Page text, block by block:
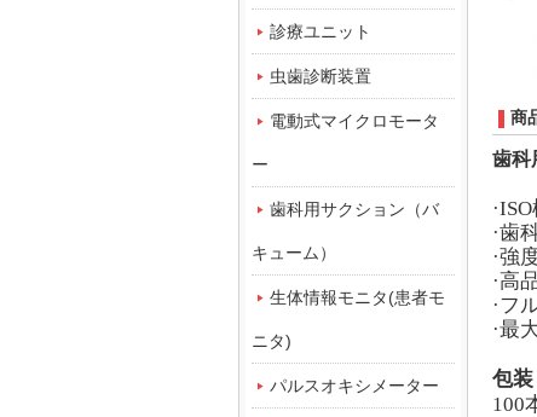
商
歯科
·ISO
·歯
·強
·高
·フ
·最
包装
100
診療ユニット
虫歯診断装置
電動式マイクロモータ
ー
歯科用サクション（バ
キューム）
生体情報モニタ(患者モ
ニタ)
パルスオキシメーター